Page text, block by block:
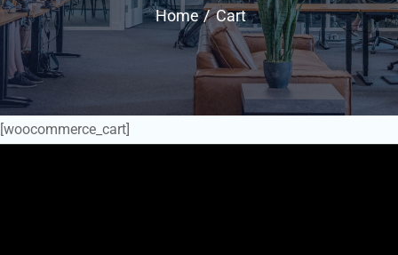
Home Cart
[woocommerce_cart]